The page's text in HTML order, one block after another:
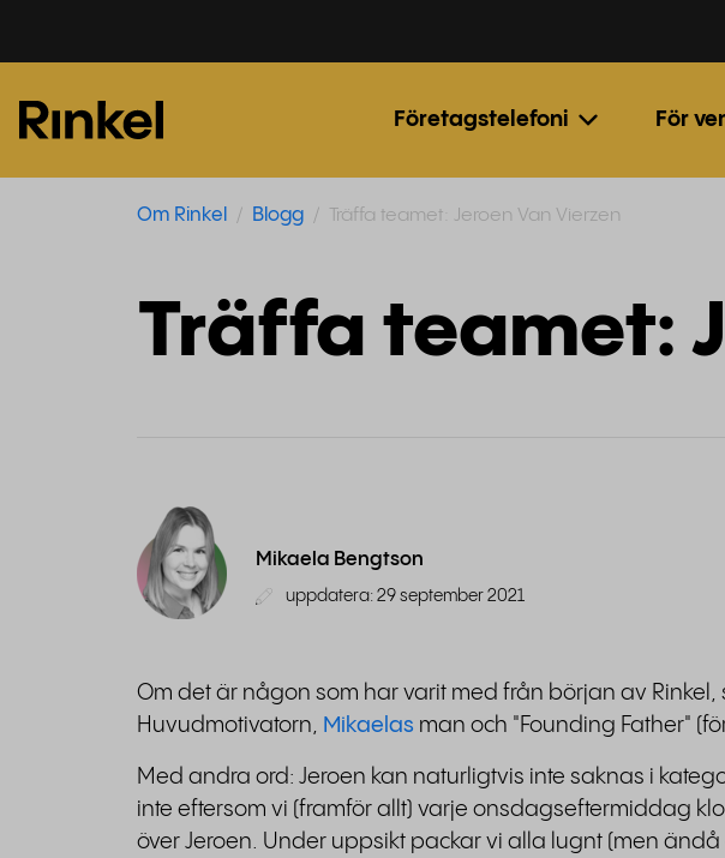
Företagstelefoni För
Om Rinkel Blogg Träffa teamet: Jeroen Van Vierzen
Träffa teamet:
Mikaela Bengtson
uppdatera: 29 september 2021
Om det är någon som har varit med från början av Rinkel,
Huvudmotivatorn, Mikaelas man och "Founding Father"
Med andra ord: Jeroen kan naturligtvis inte saknas i
inte eftersom vi (framför allt) varje onsdagseftermiddag
över Jeroen. Under uppsikt packar vi alla lugnt (men